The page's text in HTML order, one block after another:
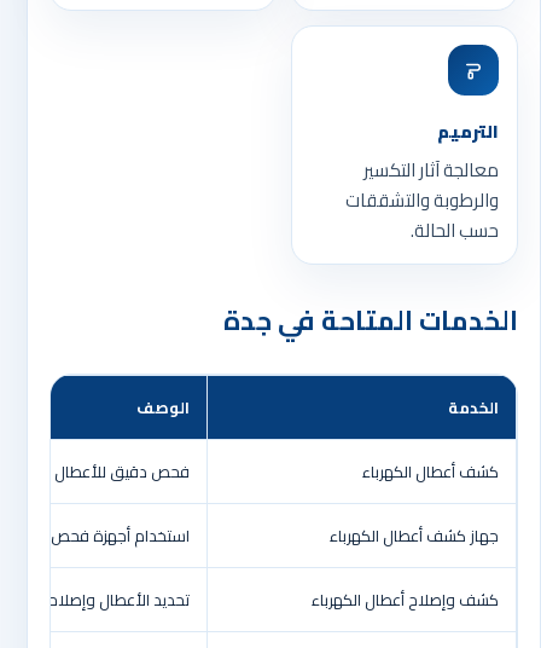
الترميم
معالجة آثار التكسير
والرطوبة والتشققات
حسب الحالة.
الخدمات المتاحة في جدة
الخدمة الوصف
كشف أعطال الكهرباء فحص دقيق للأعطال
جهاز كشف أعطال الكهرباء استخدام أجهزة فحص
كشف وإصلاح أعطال الكهرباء تحديد الأعطال وإصلاحها